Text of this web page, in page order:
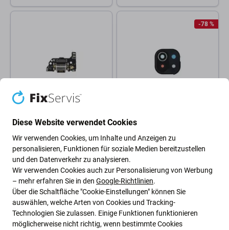
Xiaomi Mi 11 Lite 5G -
Ladestecker Ladebuchse PCB
9,74 €
ERWARTEN 1 Stk,
(03.09.2026)
-78 %
Xiaomi
Xiaomi Mi 11 Lite 5G -
Rückfahrkameraglas +
Rahmen (Truffle Black)
1,06 € 4,86 €
AUF LAGER 1 Stk
Diese Website verwendet Cookies
Wir verwenden Cookies, um Inhalte und Anzeigen zu
personalisieren, Funktionen für soziale Medien bereitzustellen
und den Datenverkehr zu analysieren.
Wir verwenden Cookies auch zur Personalisierung von Werbung
– mehr erfahren Sie in den Google-Richtlinien.
Über die Schaltfläche "Cookie-Einstellungen" können Sie
auswählen, welche Arten von Cookies und Tracking-
Technologien Sie zulassen. Einige Funktionen funktionieren
möglicherweise nicht richtig, wenn bestimmte Cookies